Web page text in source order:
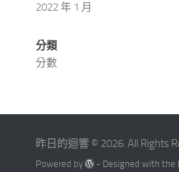
2022 年 1 月
分類
分數
昨日的迴響 © 2026. All Rights
Powered by - Designed with the